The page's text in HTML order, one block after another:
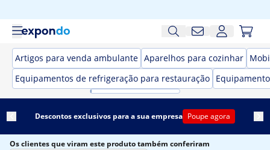
Artigos para venda ambulante Aparelhos para cozinhar
Equipamentos de refrigeração para restauração
Descontos exclusivos para a sua empresa Poupe agora
Os clientes que viram este produto também conferiram